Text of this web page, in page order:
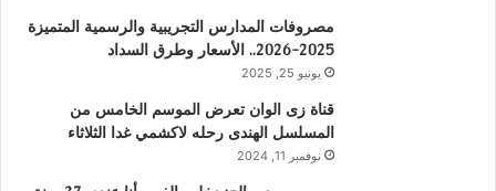
مصروفات المدارس التجريبية والرسمية المتميزة
2025-2026.. الأسعار وطرق السداد
يونيو 25, 2025
قناة زى الوان تعرض الموسم الخامس من
المسلسل الهندى رحله لاكشمي غدا الثلاثاء
نوفمبر 11, 2024